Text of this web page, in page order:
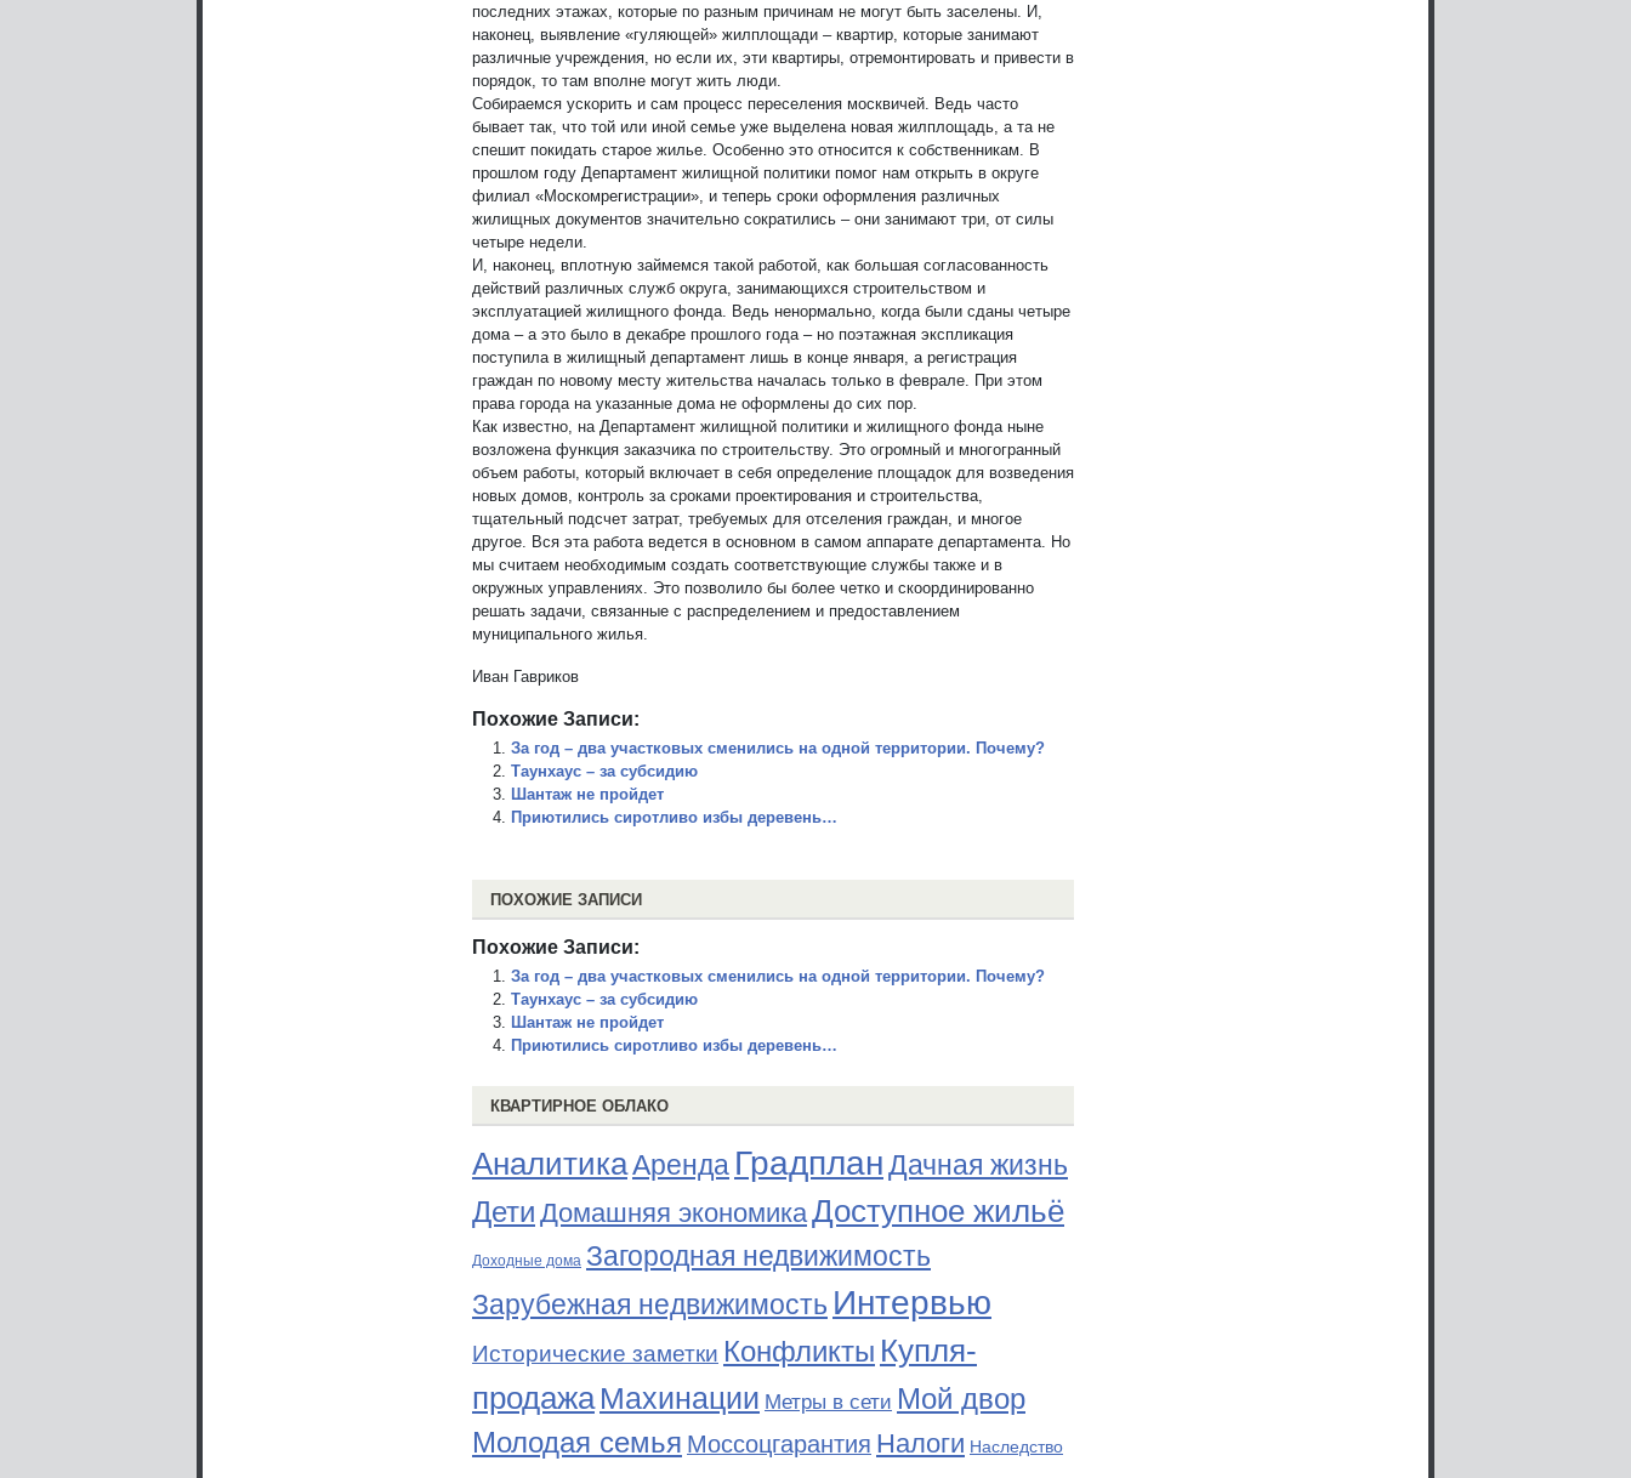
последних этажах, которые по разным причинам не могут быть заселены. И,
наконец, выявление «гуляющей» жилплощади – квартир, которые занимают
различные учреждения, но если их, эти квартиры, отремонтировать и привести в
порядок, то там вполне могут жить люди.
Собираемся ускорить и сам процесс переселения москвичей. Ведь часто
бывает так, что той или иной семье уже выделена новая жилплощадь, а та не
спешит покидать старое жилье. Особенно это относится к собственникам. В
прошлом году Департамент жилищной политики помог нам открыть в округе
филиал «Москомрегистрации», и теперь сроки оформления различных
жилищных документов значительно сократились – они занимают три, от силы
четыре недели.
И, наконец, вплотную займемся такой работой, как большая согласованность
действий различных служб округа, занимающихся строительством и
эксплуатацией жилищного фонда. Ведь ненормально, когда были сданы четыре
дома – а это было в декабре прошлого года – но поэтажная экспликация
поступила в жилищный департамент лишь в конце января, а регистрация
граждан по новому месту жительства началась только в феврале. При этом
права города на указанные дома не оформлены до сих пор.
Как известно, на Департамент жилищной политики и жилищного фонда ныне
возложена функция заказчика по строительству. Это огромный и многогранный
объем работы, который включает в себя определение площадок для возведения
новых домов, контроль за сроками проектирования и строительства,
тщательный подсчет затрат, требуемых для отселения граждан, и многое
другое. Вся эта работа ведется в основном в самом аппарате департамента. Но
мы считаем необходимым создать соответствующие службы также и в
окружных управлениях. Это позволило бы более четко и скоординированно
решать задачи, связанные с распределением и предоставлением
муниципального жилья.
Иван Гавриков
Похожие Записи:
За год – два участковых сменились на одной территории. Почему?
Таунхаус – за субсидию
Шантаж не пройдет
Приютились сиротливо избы деревень…
ПОХОЖИЕ ЗАПИСИ
Похожие Записи:
За год – два участковых сменились на одной территории. Почему?
Таунхаус – за субсидию
Шантаж не пройдет
Приютились сиротливо избы деревень…
КВАРТИРНОЕ ОБЛАКО
АналитикаАренда ГрадпланДачная жизнь
Дети Домашняя экономикаДоступное жильё
Доходные дома Загородная недвижимость
Зарубежная недвижимость Интервью
Исторические заметки Конфликты Купля-
продажа Махинации Метры в сети Мой двор
Молодая семья Моссоцгарантия Налоги Наследство